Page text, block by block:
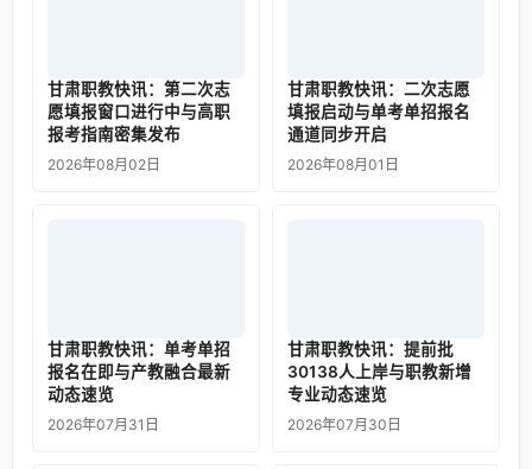
甘肃职教快讯：第二次志
愿填报窗口进行中与高职
报考指南密集发布
2026年08月02日
甘肃职教快讯：二次志愿
填报启动与单考单招报名
通道同步开启
2026年08月01日
甘肃职教快讯：单考单招
报名在即与产教融合最新
动态速览
2026年07月31日
甘肃职教快讯：提前批
30138人上岸与职教新增
专业动态速览
2026年07月30日